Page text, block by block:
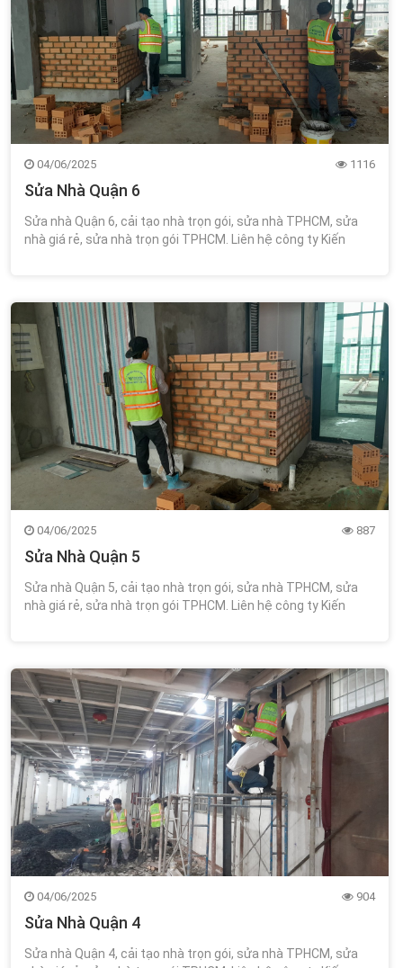
04/06/2025 1116
Sửa Nhà Quận 6
Sửa nhà Quận 6, cải tạo nhà trọn gói, sửa nhà TPHCM, sửa
nhà giá rẻ, sửa nhà trọn gói TPHCM. Liên hệ công ty Kiến
04/06/2025 887
Sửa Nhà Quận 5
Sửa nhà Quận 5, cải tạo nhà trọn gói, sửa nhà TPHCM, sửa
nhà giá rẻ, sửa nhà trọn gói TPHCM. Liên hệ công ty Kiến
04/06/2025 904
Sửa Nhà Quận 4
Sửa nhà Quận 4, cải tạo nhà trọn gói, sửa nhà TPHCM, sửa